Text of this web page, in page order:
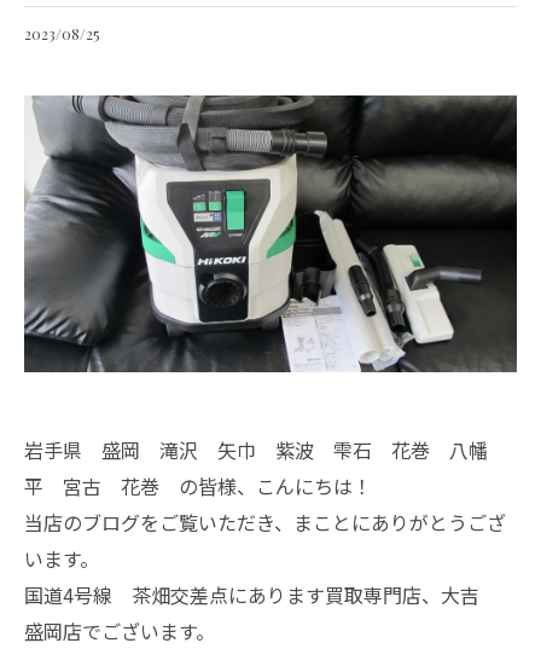
2023/08/25
岩手県 盛岡 滝沢 矢巾 紫波 雫石 花巻 八幡
平 宮古 花巻 の皆様、こんにちは！
当店のブログをご覧いただき、まことにありがとうござ
います。
国道4号線 茶畑交差点にあります買取専門店、大吉
盛岡店でございます。